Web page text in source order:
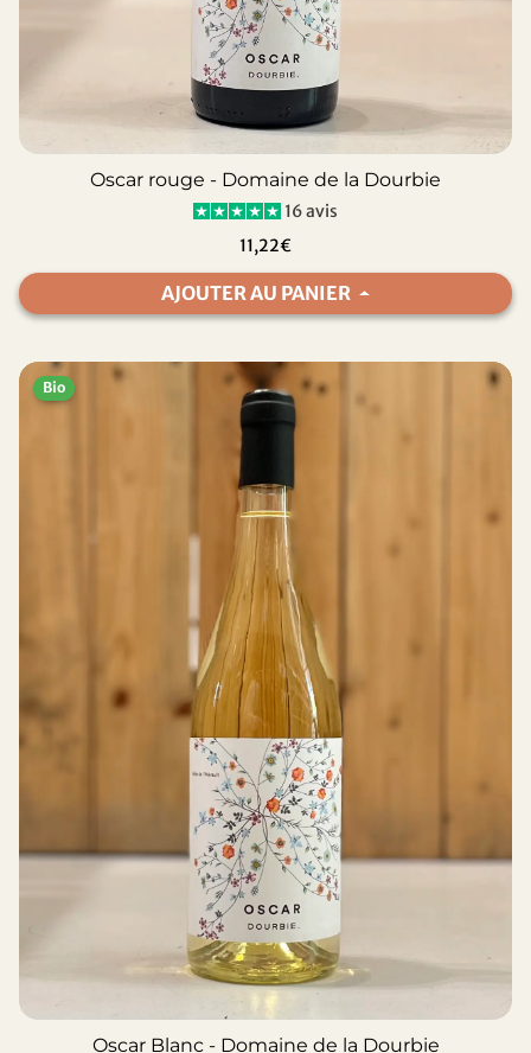
Oscar rouge - Domaine de la Dourbie
16 avis
11,22€
AJOUTER AU PANIER
Bio
Oscar Blanc - Domaine de la Dourbie